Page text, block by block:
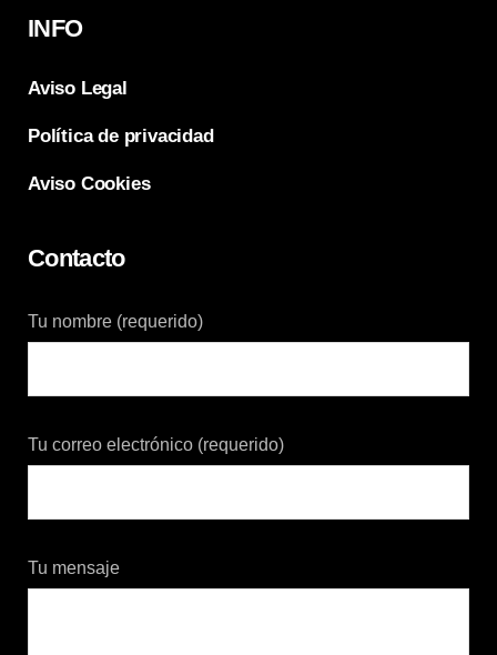
INFO
Aviso Legal
Política de privacidad
Aviso Cookies
Contacto
Tu nombre (requerido)
Tu correo electrónico (requerido)
Tu mensaje